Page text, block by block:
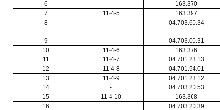
6
163.370
7
11-4-5
163.397
8
04.703.60.34
9
04.703.00.31
10
11-4-6
163.376
11
11-4-7
04.701.23.13
12
11-4-8
04.701.54.01
13
11-4-9
04.701.23.12
14
-
04.703.20.53
15
11-4-10
163.368
16
04.703.20.39